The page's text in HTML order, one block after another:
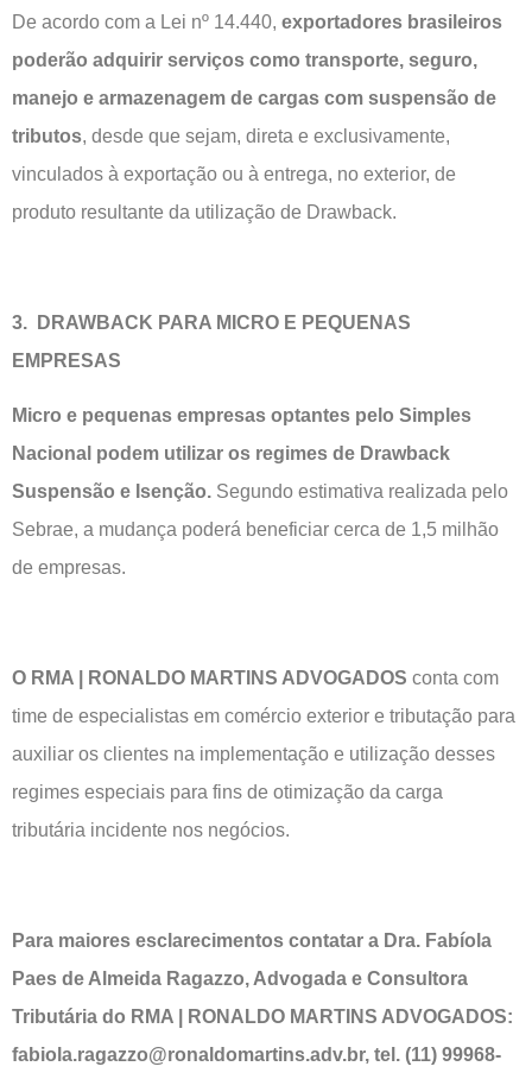
De acordo com a Lei nº 14.440, exportadores brasileiros
poderão adquirir serviços como transporte, seguro,
manejo e armazenagem de cargas com suspensão de
tributos, desde que sejam, direta e exclusivamente,
vinculados à exportação ou à entrega, no exterior, de
produto resultante da utilização de Drawback.
3. DRAWBACK PARA MICRO E PEQUENAS
EMPRESAS
Micro e pequenas empresas optantes pelo Simples
Nacional podem utilizar os regimes de Drawback
Suspensão e Isenção. Segundo estimativa realizada pelo
Sebrae, a mudança poderá beneficiar cerca de 1,5 milhão
de empresas.
O RMA | RONALDO MARTINS ADVOGADOS conta com
time de especialistas em comércio exterior e tributação para
auxiliar os clientes na implementação e utilização desses
regimes especiais para fins de otimização da carga
tributária incidente nos negócios.
Para maiores esclarecimentos contatar a Dra. Fabíola
Paes de Almeida Ragazzo, Advogada e Consultora
Tributária do RMA | RONALDO MARTINS ADVOGADOS:
fabiola.ragazzo@ronaldomartins.adv.br, tel. (11) 99968-